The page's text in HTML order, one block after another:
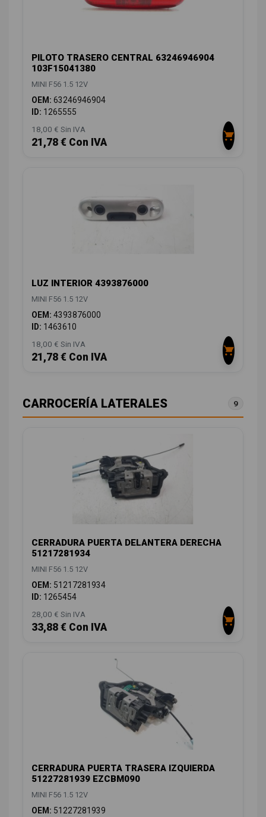
PILOTO TRASERO CENTRAL 63246946904
103F15041380
MINI F56 1.5 12V
OEM: 63246946904
ID: 1265555
18,00 € Sin IVA
21,78 € Con IVA
LUZ INTERIOR 4393876000
MINI F56 1.5 12V
OEM: 4393876000
ID: 1463610
18,00 € Sin IVA
21,78 € Con IVA
CARROCERÍA LATERALES 9
CERRADURA PUERTA DELANTERA DERECHA
51217281934
MINI F56 1.5 12V
OEM: 51217281934
ID: 1265454
28,00 € Sin IVA
33,88 € Con IVA
CERRADURA PUERTA TRASERA IZQUIERDA
51227281939 EZCBM090
MINI F56 1.5 12V
OEM: 51227281939